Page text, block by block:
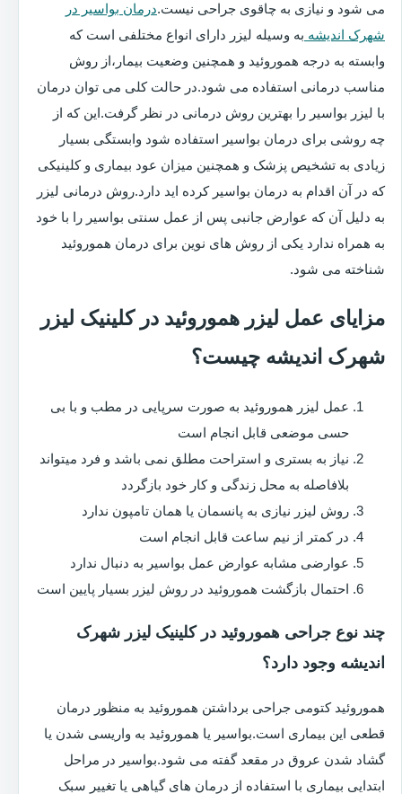
می شود و نیازی به چاقوی جراحی نیست.درمان بواسیر در
شهرک اندیشه به وسیله لیزر دارای انواع مختلفی است که
وابسته به درجه هموروئید و همچنین وضعیت بیمار،از روش
مناسب درمانی استفاده می شود.در حالت کلی می توان درمان
با لیزر بواسیر را بهترین روش درمانی در نظر گرفت.این که از
چه روشی برای درمان بواسیر استفاده شود وابستگی بسیار
زیادی به تشخیص پزشک و همچنین میزان عود بیماری و کلینیکی
که در آن اقدام به درمان بواسیر کرده اید دارد.روش درمانی لیزر
به دلیل آن که عوارض جانبی پس از عمل سنتی بواسیر را با خود
به همراه ندارد یکی از روش های نوین برای درمان هموروئید
شناخته می شود.
مزایای عمل لیزر هموروئید در کلینیک لیزر
شهرک اندیشه چیست؟
عمل لیزر هموروئید به صورت سرپایی در مطب و با بی
حسی موضعی قابل انجام است
نیاز به بستری و استراحت مطلق نمی باشد و فرد میتواند
بلافاصله به محل زندگی و کار خود بازگردد
روش لیزر نیازی به پانسمان یا همان تامپون ندارد
در کمتر از نیم ساعت قابل انجام است
عوارضی مشابه عوارض عمل بواسیر به دنبال ندارد
احتمال بازگشت هموروئید در روش لیزر بسیار پایین است
چند نوع جراحی هموروئید در کلینیک لیزر شهرک
اندیشه وجود دارد؟
هموروئید کتومی جراحی برداشتن هموروئید به منظور درمان
قطعی این بیماری است.بواسیر یا هموروئید به واریسی شدن یا
گشاد شدن عروق در مقعد گفته می شود.بواسیر در مراحل
ابتدایی بیماری با استفاده از درمان های گیاهی یا تغییر سبک